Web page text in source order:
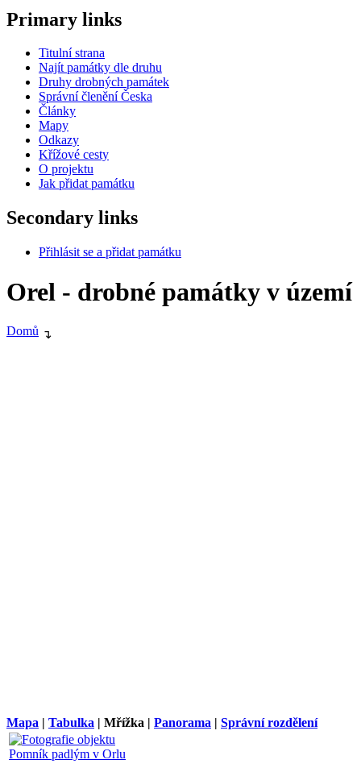
Primary links
Titulní strana
Najít památky dle druhu
Druhy drobných památek
Správní členění Česka
Články
Mapy
Odkazy
Křížové cesty
O projektu
Jak přidat památku
Secondary links
Přihlásit se a přidat památku
Orel - drobné památky v území
Domů ↴
Mapa | Tabulka | Mřížka | Panorama | Správní rozdělení
Pomník padlým v Orlu